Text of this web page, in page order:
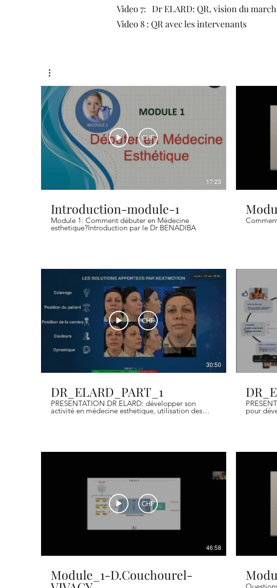
Video 7: Dr ELARD: QR, vision du
Video 8 : QR avec les intervenants
CHF
17:23
Introduction-module-1
Module 1: Comment débuter en Médecine
esthetique?Introduction par le Dr BENADIBA
CHF
30:50
DR_ELARD_PART_1
PRESENTATION DR ELARD: développer son
activité en médecine esthetique, utilisation des pour
CHF
46:58
Module_1-D.Couchourel-